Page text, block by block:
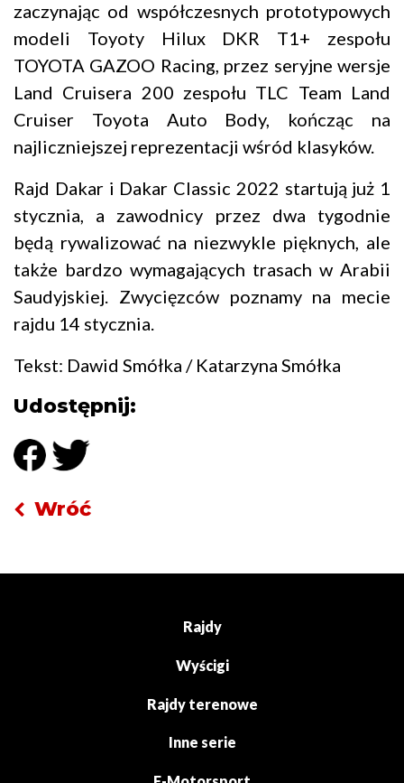
Wróć
Udostępnij:
zaczynając od współczesnych prototypowych
modeli Toyoty Hilux DKR T1+ zespołu
TOYOTA GAZOO Racing, przez seryjne wersje
Land Cruisera 200 zespołu TLC Team Land
Cruiser Toyota Auto Body, kończąc na
najliczniejszej reprezentacji wśród klasyków.
Rajd Dakar i Dakar Classic 2022 startują już 1
stycznia, a zawodnicy przez dwa tygodnie
będą rywalizować na niezwykle pięknych, ale
także bardzo wymagających trasach w Arabii
Saudyjskiej. Zwycięzców poznamy na mecie
rajdu 14 stycznia.
Tekst: Dawid Smółka / Katarzyna Smółka
Rajdy
Wyścigi
Rajdy terenowe
Inne serie